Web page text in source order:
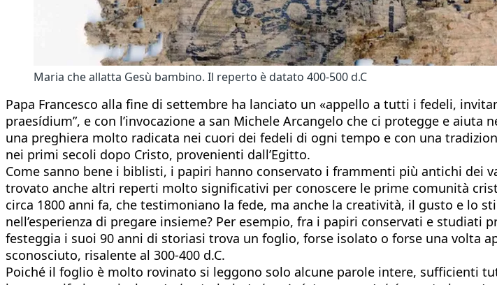
Maria che allatta Gesù bambino. Il reperto è datato 400-500 d.C
Papa Francesco alla fine di settembre ha lanciato un «appello a tutti i fedeli,
praesídium”, e con l’invocazione a san Michele Arcangelo che ci protegge e
una preghiera molto radicata nei cuori dei fedeli di ogni tempo e con una
nei primi secoli dopo Cristo, provenienti dall’Egitto.
Come sanno bene i biblisti, i papiri hanno conservato i frammenti più antichi dei
trovato anche altri reperti molto significativi per conoscere le prime comunità
circa 1800 anni fa, che testimoniano la fede, ma anche la creatività, il gusto e lo
nell’esperienza di pregare insieme? Per esempio, fra i papiri conservati e studiati
festeggia i suoi 90 anni di storiasi trova un foglio, forse isolato o forse una volta
sconosciuto, risalente al 300-400 d.C.
Poiché il foglio è molto rovinato si leggono solo alcune parole intere, sufficienti